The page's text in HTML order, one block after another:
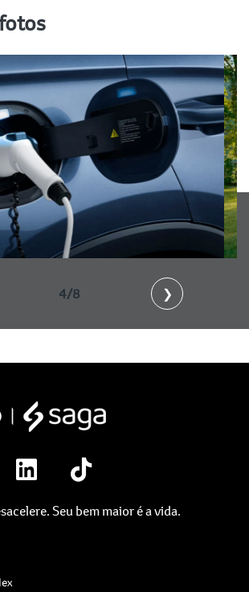
5/8 ❯
Seu bem maior é a vida.